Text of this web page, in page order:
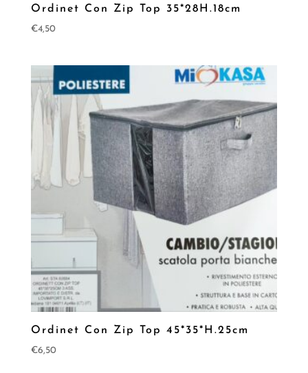
Ordinet Con Zip Top 35*28H.18cm
€4,50
Ordinet Con Zip Top 45*35*H.25cm
€6,50